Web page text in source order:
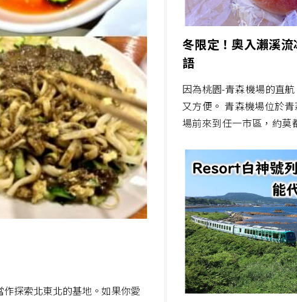
探索北東北的基地。如果你愛
冬限定！奧入瀨溪
語
因為桃園-青森機場的直
又方便。 青森機場位於
場前來到任一市區，約莫
色占了多數時候的北國
已難再現。 但冬日走訪
在市區、八甲田山，或
獨有的雪國魅力，就算
門不斷狂掃相機或手機
森讓人難以忘懷，每張都